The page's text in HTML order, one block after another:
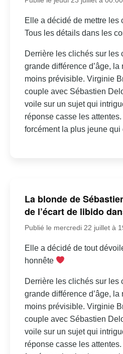
Elle a décidé de mettre les
Tous les détails dans les
Derrière les clichés sur les
grande différence d’âge,
moins prévisible. Virginie
couple avec Sébastien
voile sur un sujet qui
réponse casse les attentes.
forcément la plus jeune qui
La blonde de
de l’écart de libido
Publié le mercredi 22 juillet à
Elle a décidé de tout
honnête
Derrière les clichés sur les
grande différence d’âge,
moins prévisible. Virginie
couple avec Sébastien
voile sur un sujet qui
réponse casse les attentes.